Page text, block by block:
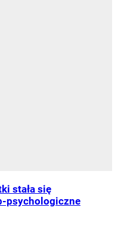
stała się
psychologiczne